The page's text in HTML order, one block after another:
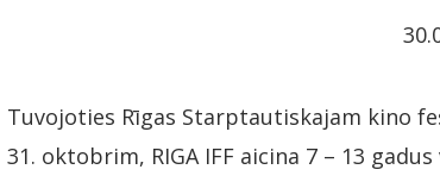
Tuvojoties Rīgas Starptautiskajam kino
31. oktobrim, RIGA IFF aicina 7 – 13